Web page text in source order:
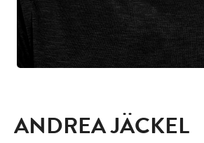
ANDREA JÄCKEL